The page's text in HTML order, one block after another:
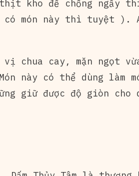
kho để chống ngấy
món này thì tuyệt ).
vị chua cay, mặn ngọt
này có thể dùng làm
giữ được độ giòn